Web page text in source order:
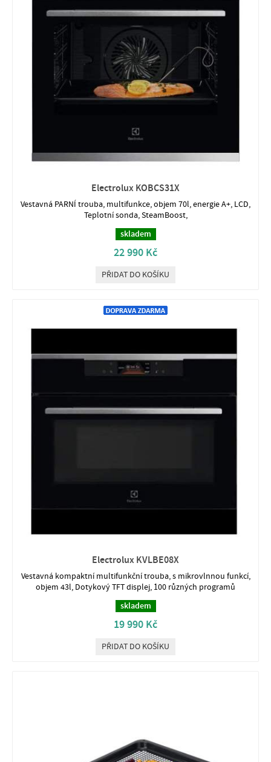
Electrolux KOBCS31X
Vestavná PARNÍ trouba, multifunkce, objem 70l, energie A+, LCD,
Teplotní sonda, SteamBoost,
skladem
22 990 Kč
PŘIDAT DO KOŠÍKU
Electrolux KVLBE08X
Vestavná kompaktní multifunkční trouba, s mikrovlnnou funkcí,
objem 43l, Dotykový TFT displej, 100 různých programů
skladem
19 990 Kč
PŘIDAT DO KOŠÍKU